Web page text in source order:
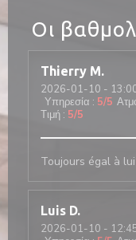
Οι
Thierry M
2026-01-10 -
Υπηρεσία : 5/5
Τιμή : 5/5
Toujours égal à
Luis D
2026-01-10 -